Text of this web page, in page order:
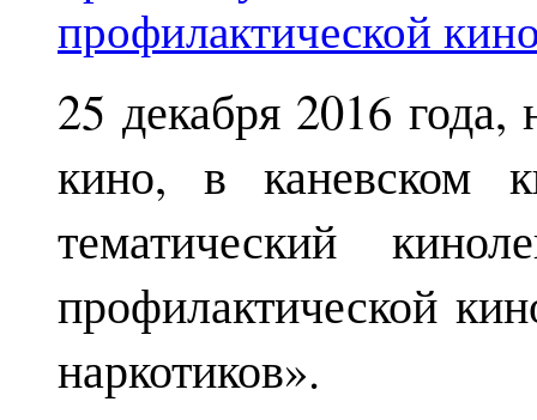
25 декабря 2016
кино, в каневском
тематический
профилактической
наркотиков».